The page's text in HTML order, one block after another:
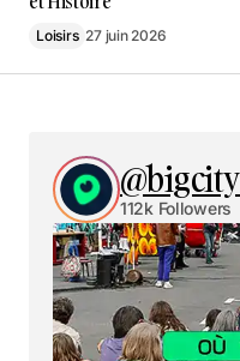
Loisirs 27 juin 2026
112k Followers